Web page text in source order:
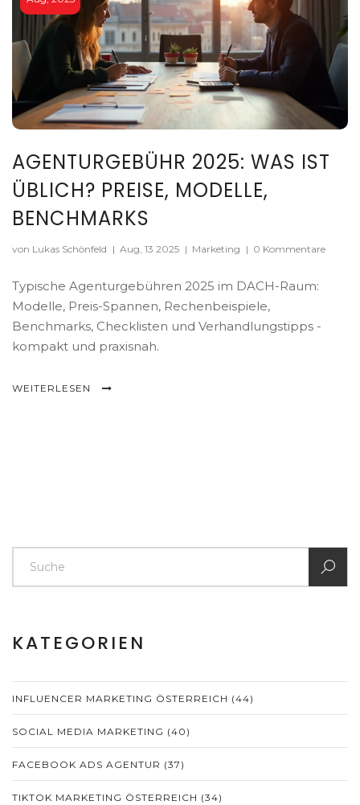
AGENTURGEBÜHR 2025: WAS IST
ÜBLICH? PREISE, MODELLE,
BENCHMARKS
von Lukas Schönfeld | Aug, 13 2025 | Marketing | 0 Kommentare
Typische Agenturgebühren 2025 im DACH-Raum:
Modelle, Preis-Spannen, Rechenbeispiele,
Benchmarks, Checklisten und Verhandlungstipps -
kompakt und praxisnah.
WEITERLESEN
KATEGORIEN
INFLUENCER MARKETING ÖSTERREICH (44)
SOCIAL MEDIA MARKETING (40)
FACEBOOK ADS AGENTUR (37)
TIKTOK MARKETING ÖSTERREICH (34)